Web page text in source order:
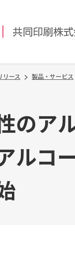
リース 製品・サービス
のア
ルコ